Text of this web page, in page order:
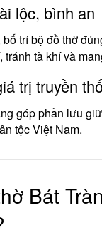
lộc, bình an
trí bộ đồ thờ
tránh tà khí và
trị truyền
góp phần lưu
tộc Việt Nam.
Bát